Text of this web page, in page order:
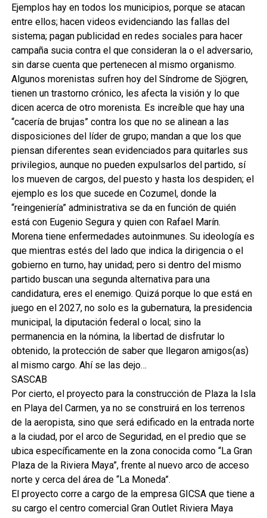
Ejemplos hay en todos los municipios, porque se atacan
entre ellos; hacen videos evidenciando las fallas del
sistema; pagan publicidad en redes sociales para hacer
campaña sucia contra el que consideran la o el adversario,
sin darse cuenta que pertenecen al mismo organismo.
Algunos morenistas sufren hoy del Síndrome de Sjögren,
tienen un trastorno crónico, les afecta la visión y lo que
dicen acerca de otro morenista. Es increíble que hay una
“cacería de brujas” contra los que no se alinean a las
disposiciones del líder de grupo; mandan a que los que
piensan diferentes sean evidenciados para quitarles sus
privilegios, aunque no pueden expulsarlos del partido, sí
los mueven de cargos, del puesto y hasta los despiden; el
ejemplo es los que sucede en Cozumel, donde la
“reingeniería” administrativa se da en función de quién
está con Eugenio Segura y quien con Rafael Marín.
Morena tiene enfermedades autoinmunes. Su ideología es
que mientras estés del lado que indica la dirigencia o el
gobierno en turno, hay unidad; pero si dentro del mismo
partido buscan una segunda alternativa para una
candidatura, eres el enemigo. Quizá porque lo que está en
juego en el 2027, no solo es la gubernatura, la presidencia
municipal, la diputación federal o local; sino la
permanencia en la nómina, la libertad de disfrutar lo
obtenido, la protección de saber que llegaron amigos(as)
al mismo cargo. Ahí se las dejo…
SASCAB
Por cierto, el proyecto para la construcción de Plaza la Isla
en Playa del Carmen, ya no se construirá en los terrenos
de la aeropista, sino que será edificado en la entrada norte
a la ciudad, por el arco de Seguridad, en el predio que se
ubica específicamente en la zona conocida como “La Gran
Plaza de la Riviera Maya”, frente al nuevo arco de acceso
norte y cerca del área de “La Moneda”.
El proyecto corre a cargo de la empresa GICSA que tiene a
su cargo el centro comercial Gran Outlet Riviera Maya